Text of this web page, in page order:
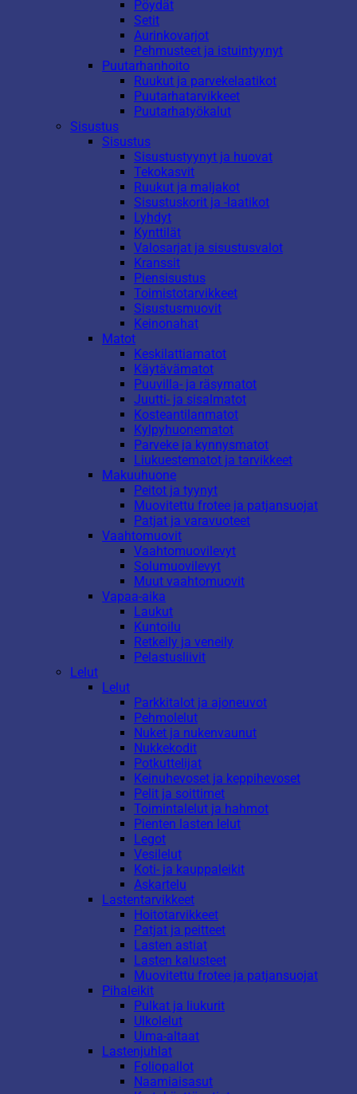
Pöydät
Setit
Aurinkovarjot
Pehmusteet ja istuintyynyt
Puutarhanhoito
Ruukut ja parvekelaatikot
Puutarhatarvikkeet
Puutarhatyökalut
Sisustus
Sisustus
Sisustustyynyt ja huovat
Tekokasvit
Ruukut ja maljakot
Sisustuskorit ja -laatikot
Lyhdyt
Kynttilät
Valosarjat ja sisustusvalot
Kranssit
Piensisustus
Toimistotarvikkeet
Sisustusmuovit
Keinonahat
Matot
Keskilattiamatot
Käytävämatot
Puuvilla- ja räsymatot
Juutti- ja sisalmatot
Kosteantilanmatot
Kylpyhuonematot
Parveke ja kynnysmatot
Liukuestematot ja tarvikkeet
Makuuhuone
Peitot ja tyynyt
Muovitettu frotee ja patjansuojat
Patjat ja varavuoteet
Vaahtomuovit
Vaahtomuovilevyt
Solumuovilevyt
Muut vaahtomuovit
Vapaa-aika
Laukut
Kuntoilu
Retkeily ja veneily
Pelastusliivit
Lelut
Lelut
Parkkitalot ja ajoneuvot
Pehmolelut
Nuket ja nukenvaunut
Nukkekodit
Potkuttelijat
Keinuhevoset ja keppihevoset
Pelit ja soittimet
Toimintalelut ja hahmot
Pienten lasten lelut
Legot
Vesilelut
Koti- ja kauppaleikit
Askartelu
Lastentarvikkeet
Hoitotarvikkeet
Patjat ja peitteet
Lasten astiat
Lasten kalusteet
Muovitettu frotee ja patjansuojat
Pihaleikit
Pulkat ja liukurit
Ulkolelut
Uima-altaat
Lastenjuhlat
Foliopallot
Naamiaisasut